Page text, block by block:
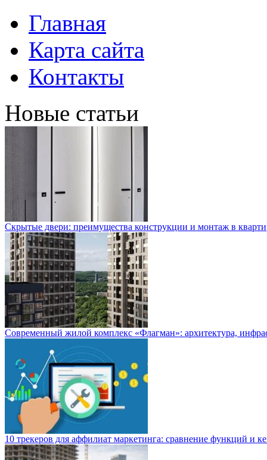
Главная
Карта сайта
Контакты
Новые статьи
Скрытые двери: преимущества конструкции и монтаж в
Современный жилой комплекс «Флагман»: архитектура,
10 трекеров для аффилиат маркетинга: сравнение функций и